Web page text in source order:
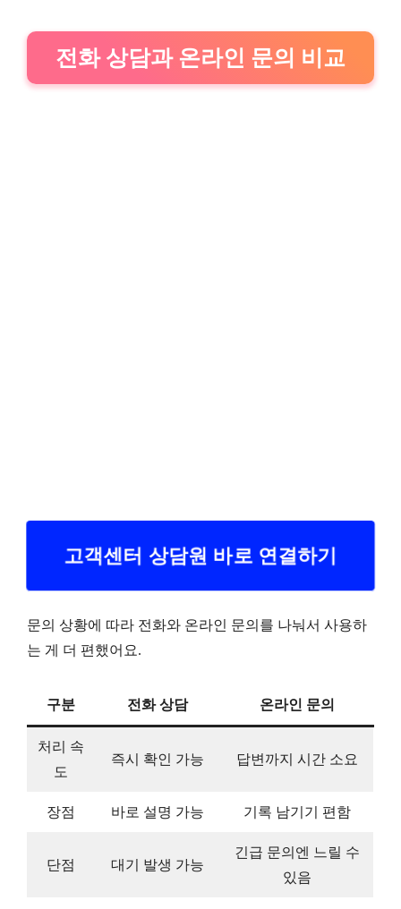
전화 상담과 온라인 문의 비교
고객센터 상담원 바로 연결하기
문의 상황에 따라 전화와 온라인 문의를 나눠서 사용하
는 게 더 편했어요.
구분 전화 상담 온라인 문의
처리 속
도
즉시 확인 가능 답변까지 시간 소요
장점 바로 설명 가능 기록 남기기 편함
단점 대기 발생 가능
긴급 문의엔 느릴 수
있음